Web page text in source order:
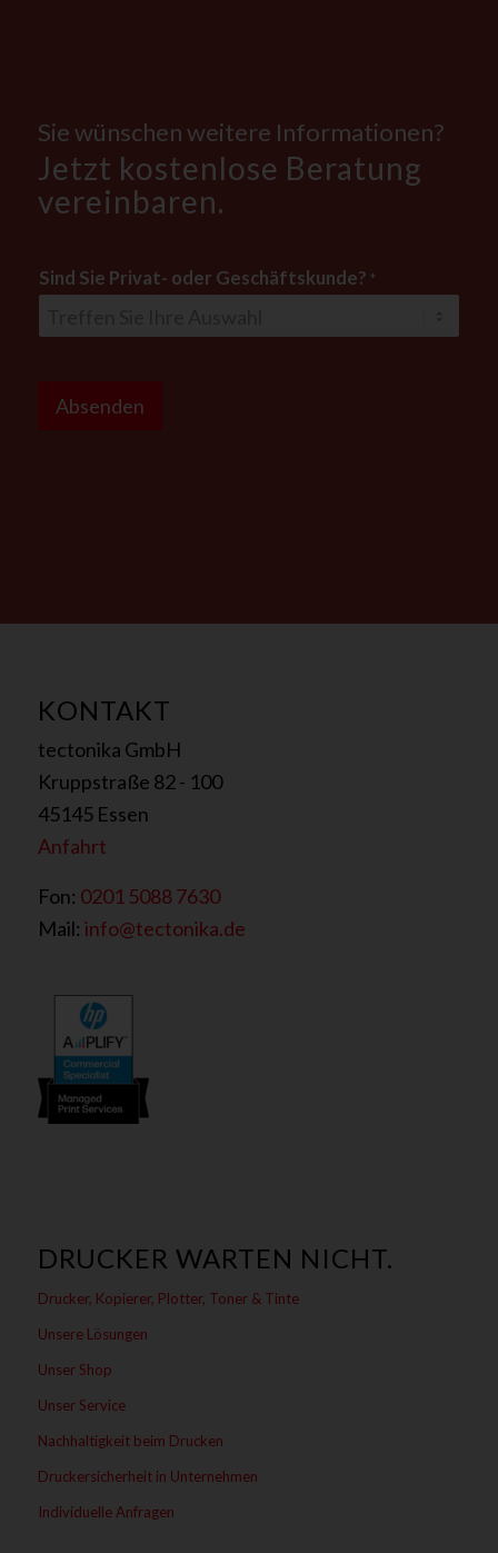
Sie wünschen weitere Informationen?
Jetzt kostenlose Beratung
vereinbaren.
Sind Sie Privat- oder Geschäftskunde? *
Absenden
KONTAKT
tectonika GmbH
Kruppstraße 82 - 100
45145 Essen
Anfahrt
Fon: 0201 5088 7630
Mail: info@tectonika.de
DRUCKER WARTEN NICHT.
Drucker, Kopierer, Plotter, Toner & Tinte
Unsere Lösungen
Unser Shop
Unser Service
Nachhaltigkeit beim Drucken
Druckersicherheit in Unternehmen
Individuelle Anfragen